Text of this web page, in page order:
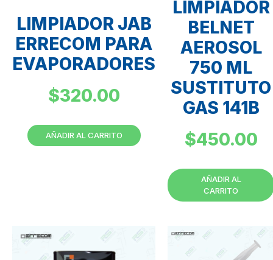
LIMPIADOR JAB
ERRECOM PARA
EVAPORADORES
$320.00
AÑADIR AL CARRITO
LIMPIADOR
BELNET
AEROSOL
750 ML
SUSTITUTO
GAS 141B
$450.00
AÑADIR AL
CARRITO